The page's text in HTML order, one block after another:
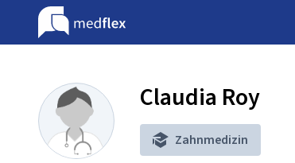
Claudia Roy
Zahnmedizin